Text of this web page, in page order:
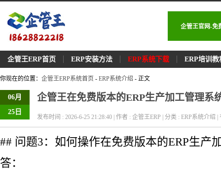
企管王官网-免
企管王ERP首页 ERP安装方法 ERP系统下载 ERP培训教
你现在的位置： 企管王ERP系统首页 - ERP系统介绍 - 正文
06月
25日
企管王在免费版本的ERP生产加工管理系
发布时间 : 2026-6-25 21:28:40 | 作者 : 企管王ERP | 分类 : ERP系统介绍 |
## 问题3：如何操作在免费版本的ERP生产
答：